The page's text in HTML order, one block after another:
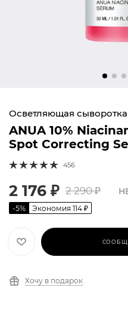
Осветляющая
ANUA 10%
Spot Correcting
456
2 176 ₽ 2 290₽
-5% Экономия 114 ₽
Хочу в подарок